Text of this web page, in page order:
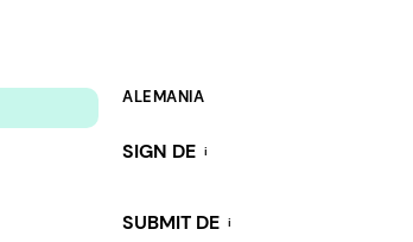
ALEMANIA
SIGN DE i
SUBMIT DE i